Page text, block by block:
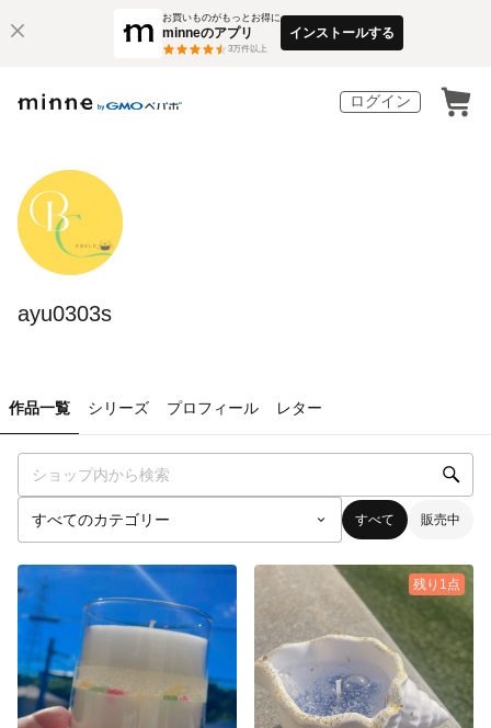
お買いものがもっとお得に
minneのアプリ
3万件以上
インストールする
ログイン
ayu0303s
作品一覧 シリーズ プロフィール レター
すべて 販売中
残り1点